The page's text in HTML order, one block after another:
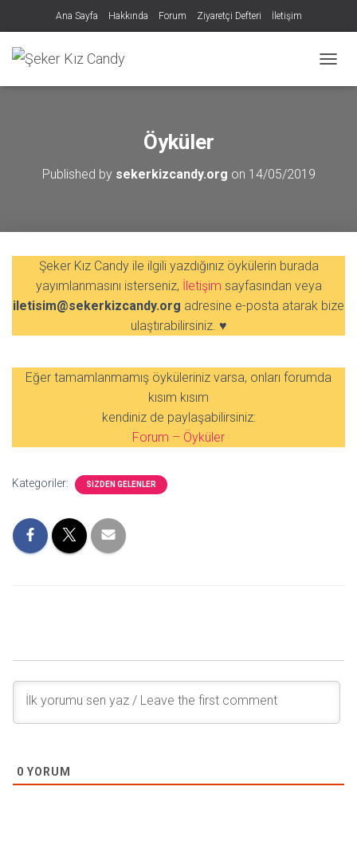
Ana Sayfa Hakkında Forum Ziyaretçi Defteri İletişim
Öyküler
Published by sekerkizcandy.org on 14/05/2019
Şeker Kız Candy ile ilgili yazdığınız öykülerin burada
yayımlanmasını isterseniz, İletişim sayfasından veya
iletisim@sekerkizcandy.org adresine e-posta atarak bize
ulaştırabilirsiniz. ♥
Eğer tamamlanmamış öyküleriniz varsa, onları forumda
kısım kısım
kendiniz de paylaşabilirsiniz:
Forum – Öyküler
Kategoriler: SIZDEN GELENLER
0 YORUM